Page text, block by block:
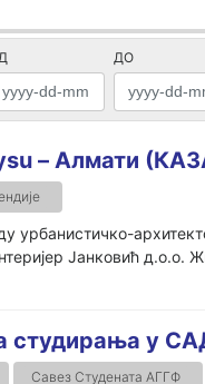
ДО
– Алмати
урбанистичко-
Јанковић
студирања у
Савез Студената АГГФ